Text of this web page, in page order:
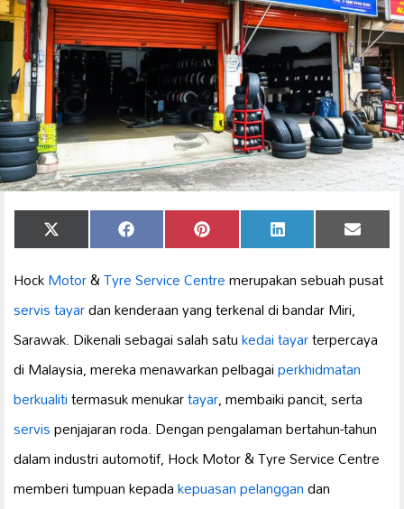
Share
on
X
(Twitter)
Share
on
Facebook Share
on
Pinterest Share
on
LinkedIn Share
on
Email
HockMotor&Tyre Service Centremerupakan sebuah pusat
servis tayardan kenderaan yang terkenal di bandar Miri,
Sarawak. Dikenali sebagai salah satukedai tayarterpercaya
di Malaysia, mereka menawarkan pelbagaiperkhidmatan
berkualititermasuk menukartayar, membaiki pancit, serta
servispenjajaran roda. Dengan pengalaman bertahun-tahun
dalam industri automotif, Hock Motor & Tyre Service Centre
memberi tumpuan kepadakepuasan pelanggandan